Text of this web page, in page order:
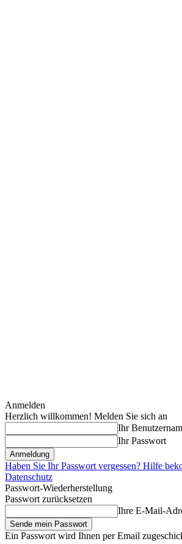
Anmelden
Herzlich willkommen! Melden Sie sich an
Ihr
Ihr Passwort
Haben Sie Ihr Passwort vergessen? Hilfe
Datenschutz
Passwort-Wiederherstellung
Passwort zurücksetzen
Ihre E-Mail-
Ein Passwort wird Ihnen per Email